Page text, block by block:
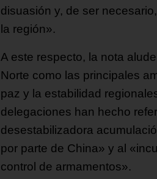
disuasión y, de ser
la región».
A este respecto, la nota
Norte como las principales
paz y la estabilidad
delegaciones han hecho
desestabilizadora
por parte de China» y al
control de armamentos».